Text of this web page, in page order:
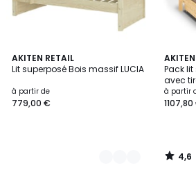
AKITEN RETAIL
Lit superposé Bois massif LUCIA
à partir de
779,00 €
2
Couleurs
Pack
avec
à partir
4,6
/ 5
2
4,6
/